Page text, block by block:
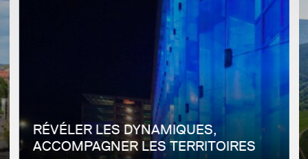
RÉVÉLER LES DYNAMIQUES,
ACCOMPAGNER LES TERRITOIRES